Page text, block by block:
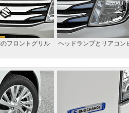
フロントグリル
ヘッドランプとリアコン